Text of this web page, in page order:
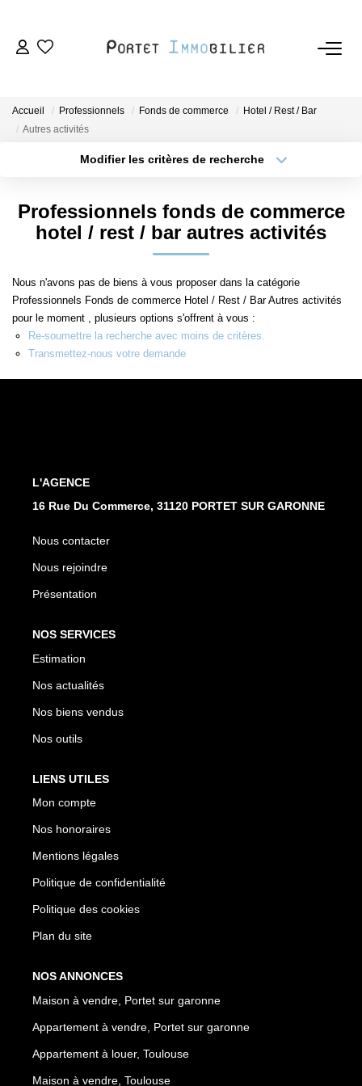
VENDRE
L'AGENCE
Nous Rejoindre
Accueil Professionnels Fonds de commerce
Hotel / Rest / Bar
Autres activités
Modifier les critères de recherche
Sélectionnez...
Type de bien
Surface min
Créer une alerte
Professionnels fonds de commerce
hotel / rest / bar autres activités
Nous n'avons pas de biens à vous proposer dans la catégorie
Professionnels Fonds de commerce Hotel / Rest / Bar Autres activités
pour le moment , plusieurs options s'offrent à vous :
Re-soumettre la recherche avec moins de critères.
Transmettez-nous votre demande
L'AGENCE
16 Rue Du Commerce, 31120 PORTET SUR GARONNE
Nous contacter
Nous rejoindre
Présentation
NOS SERVICES
Estimation
Nos actualités
Nos biens vendus
Nos outils
LIENS UTILES
Mon compte
Nos honoraires
Mentions légales
Politique de confidentialité
Politique des cookies
Plan du site
NOS ANNONCES
Maison à vendre, Portet sur garonne
Appartement à vendre, Portet sur garonne
Appartement à louer, Toulouse
Maison à vendre, Toulouse